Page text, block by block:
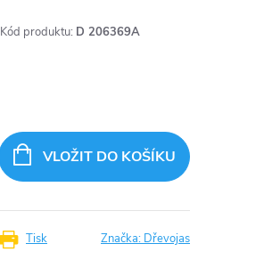
Kód produktu: D 206369A
VLOŽIT DO KOŠÍKU
Tisk Značka: Dřevojas